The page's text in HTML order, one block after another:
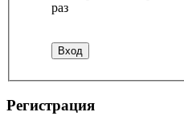
раз
Регистрация